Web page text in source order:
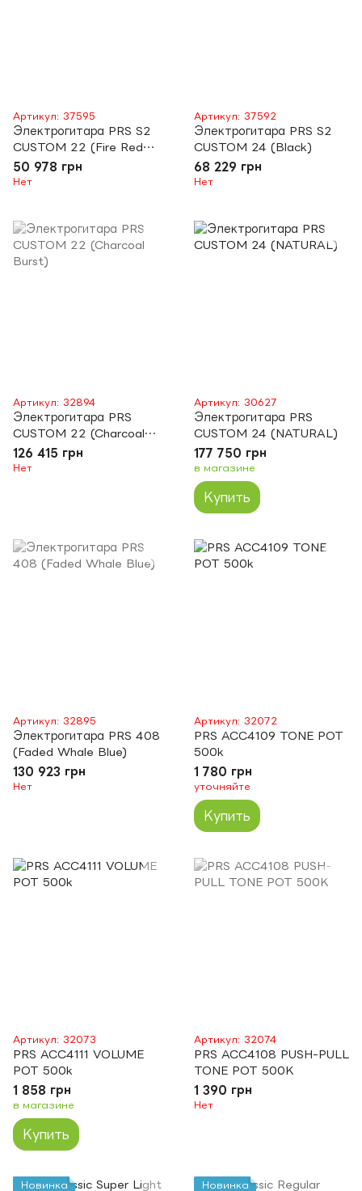
Артикул: 37595
Электрогитара PRS S2
CUSTOM 22 (Fire Red
Smokeburst)
50 978 грн
Нет
Артикул: 37592
Электрогитара PRS S2
CUSTOM 24 (Black)
68 229 грн
Нет
Артикул: 32894
Электрогитара PRS
CUSTOM 22 (Charcoal
Burst)
126 415 грн
Нет
Артикул: 30627
Электрогитара PRS
CUSTOM 24 (NATURAL)
177 750 грн
в магазине
Купить
Артикул: 32895
Электрогитара PRS 408
(Faded Whale Blue)
130 923 грн
Нет
Артикул: 32072
PRS ACC4109 TONE POT
500k
1 780 грн
уточняйте
Купить
Артикул: 32073
PRS ACC4111 VOLUME
POT 500k
1 858 грн
в магазине
Купить
Артикул: 32074
PRS ACC4108 PUSH-PULL
TONE POT 500K
1 390 грн
Нет
Новинка Новинка